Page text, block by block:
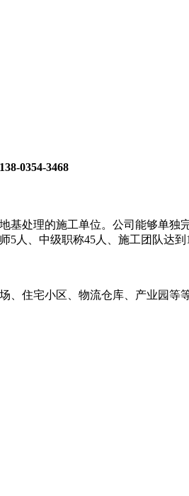
0354-3468
处理的施工单位。公司能够单
人、中级职称45人、施工团队达
住宅小区、物流仓库、产业园等